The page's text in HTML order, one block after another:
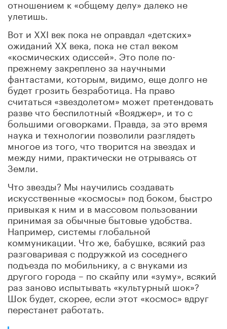
отношением к «общему делу» далеко не
улетишь.
Вот и XXI век пока не оправдал «детских»
ожиданий XX века, пока не стал веком
«космических одиссей». Это поле по-
прежнему закреплено за научными
фантастами, которым, видимо, еще долго не
будет грозить безработица. На право
считаться «звездолетом» может претендовать
разве что беспилотный «Вояджер», и то с
большими оговорками. Правда, за это время
наука и технологии позволили разглядеть
многое из того, что творится на звездах и
между ними, практически не отрываясь от
Земли.
Что звезды? Мы научились создавать
искусственные «космосы» под боком, быстро
привыкая к ним и в массовом пользовании
принимая за обычные бытовые удобства.
Например, системы глобальной
коммуникации. Что же, бабушке, всякий раз
разговаривая с подружкой из соседнего
подъезда по мобильнику, а с внуками из
другого города – по скайпу или «зуму», всякий
раз заново испытывать «культурный шок»?
Шок будет, скорее, если этот «космос» вдруг
перестанет работать.